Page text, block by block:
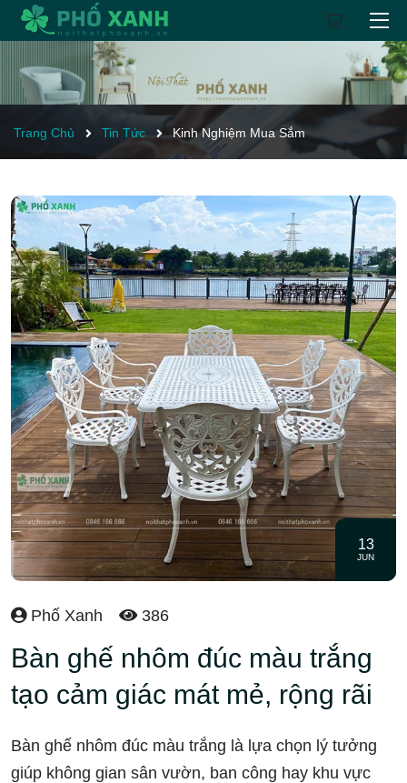
Trang Chủ Tin Tức Kinh Nghiệm Mua Sắm
13
JUN
Phố Xanh 386
Bàn ghế nhôm đúc màu trắng
tạo cảm giác mát mẻ, rộng rãi
Bàn ghế nhôm đúc màu trắng là lựa chọn lý tưởng
giúp không gian sân vườn, ban công hay khu vực